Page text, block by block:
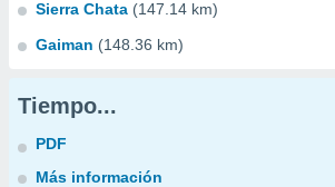
Sierra Chata (147.14 km)
Gaiman (148.36 km)
Tiempo...
PDF
Más información